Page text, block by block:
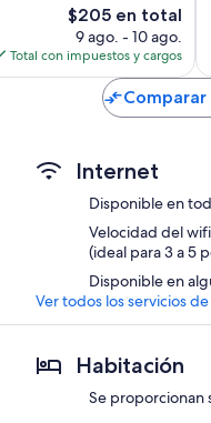
El
precio
actual
es
$205 en total
9 ago. - 10 ago.
Total con impuestos y cargos
Internet
Disponible en
Velocidad del
(ideal para 3 a 5
Disponible en
Ver todos los servicios
Habitación
Se proporcionan